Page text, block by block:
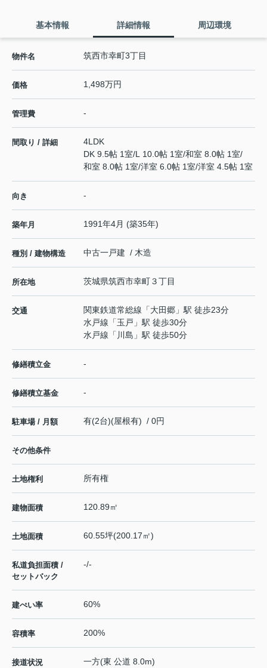
基本情報 詳細情報 周辺環境
物件名 筑西市幸町3丁目
価格 1,498万円
管理費 -
間取り / 詳細
4LDK
DK 9.5帖 1室/L 10.0帖 1室/和室 8.0帖 1室/
和室 8.0帖 1室/洋室 6.0帖 1室/洋室 4.5帖 1室
向き -
築年月 1991年4月 (築35年)
種別 / 建物構造 中古一戸建 / 木造
所在地 茨城県筑西市幸町３丁目
交通 関東鉄道常総線 「大田郷 」駅 徒歩23分
水戸線 「玉戸 」駅 徒歩30分
水戸線 「 川島 」駅 徒歩50分
修繕積立金 -
修繕積立基金 -
駐車場 / 月額 有(2台)(屋根有) / 0円
その他条件
土地権利 所有権
建物面積 120.89㎡
土地面積 60.55坪(200.17㎡)
私道負担面積 /
セットバック
-/-
建ぺい率 60%
容積率 200%
接道状況 一方(東 公道 8.0m)